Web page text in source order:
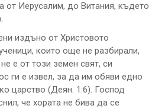
от Иерусалим, до Витания, където
издъно от Христовото
които още не разбирали,
е от този земен свят, си
ги е извел, за да им обяви едно
царство (Деян. 1:6). Господ
че хората не бива да се